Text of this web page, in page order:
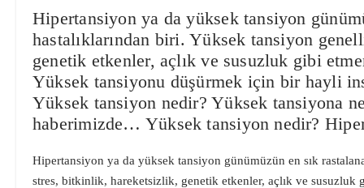
Hipertansiyon ya da yüksek tansiyon
hastalıklarından biri. Yüksek tansiyon
genetik etkenler, açlık ve susuzluk gibi
Yüksek tansiyonu düşürmek için bir hayli
Yüksek tansiyon nedir? Yüksek tansiyona
haberimizde… Yüksek tansiyon nedir?
Hipertansiyon ya da yüksek tansiyon günümüzün en sık
stres, bitkinlik, hareketsizlik, genetik etkenler, açlık ve susuzluk